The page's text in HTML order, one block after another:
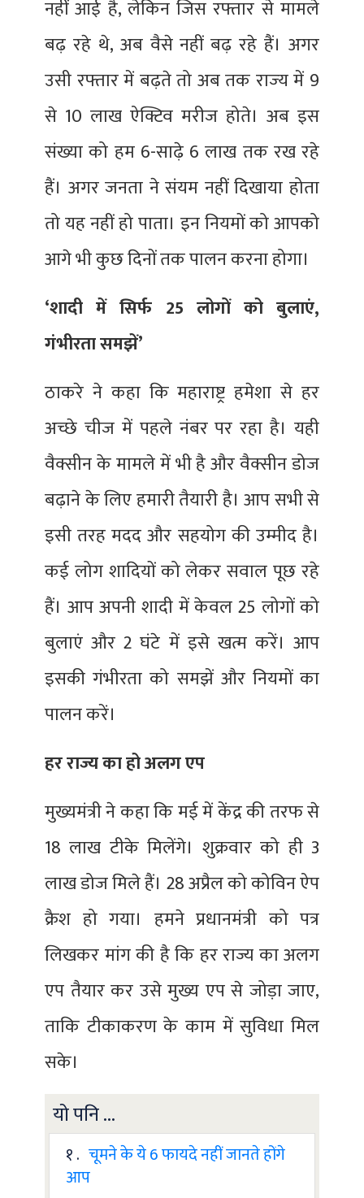
नहीं आई है, लेकिन जिस रफ्तार से मामले
बढ़ रहे थे, अब वैसे नहीं बढ़ रहे हैं। अगर
उसी रफ्तार में बढ़ते तो अब तक राज्‍य में 9
से 10 लाख ऐक्टिव मरीज होते। अब इस
संख्या को हम 6-साढ़े 6 लाख तक रख रहे
हैं। अगर जनता ने संयम नहीं दिखाया होता
तो यह नहीं हो पाता। इन नियमों को आपको
आगे भी कुछ दिनों तक पालन करना होगा।
‘शादी में सिर्फ 25 लोगों को बुलाएं,
गंभीरता समझें’
ठाकरे ने कहा कि महाराष्ट्र हमेशा से हर
अच्छे चीज में पहले नंबर पर रहा है। यही
वैक्सीन के मामले में भी है और वैक्सीन डोज
बढ़ाने के लिए हमारी तैयारी है। आप सभी से
इसी तरह मदद और सहयोग की उम्मीद है।
कई लोग शादियों को लेकर सवाल पूछ रहे
हैं। आप अपनी शादी में केवल 25 लोगों को
बुलाएं और 2 घंटे में इसे खत्म करें। आप
इसकी गंभीरता को समझें और नियमों का
पालन करें।
हर राज्य का हो अलग एप
मुख्यमंत्री ने कहा कि मई में केंद्र की तरफ से
18 लाख टीके मिलेंगे। शुक्रवार को ही 3
लाख डोज मिले हैं। 28 अप्रैल को कोविन ऐप
क्रैश हो गया। हमने प्रधानमंत्री को पत्र
लिखकर मांग की है कि हर राज्य का अलग
एप तैयार कर उसे मुख्य एप से जोड़ा जाए,
ताकि टीकाकरण के काम में सुविधा मिल
सके।
यो पनि ...
१ . चूमने के ये 6 फायदे नहीं जानते होंगे
आप